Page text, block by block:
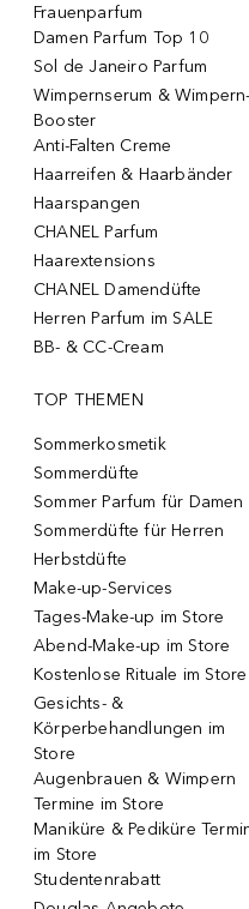
Frauenparfum
Damen Parfum Top 10
Sol de Janeiro Parfum
Wimpernserum & Wimpern-
Booster
Anti-Falten Creme
Haarreifen & Haarbänder
Haarspangen
CHANEL Parfum
Haarextensions
CHANEL Damendüfte
Herren Parfum im SALE
BB- & CC-Cream
TOP THEMEN
Sommerkosmetik
Sommerdüfte
Sommer Parfum für Damen
Sommerdüfte für Herren
Herbstdüfte
Make-up-Services
Tages-Make-up im Store
Abend-Make-up im Store
Kostenlose Rituale im Store
Gesichts- &
Körperbehandlungen im
Store
Augenbrauen & Wimpern
Termine im Store
Maniküre & Pediküre
im Store
Studentenrabatt